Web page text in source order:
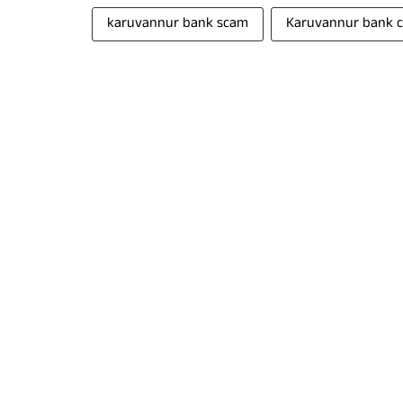
karuvannur bank scam Karuvannur bank